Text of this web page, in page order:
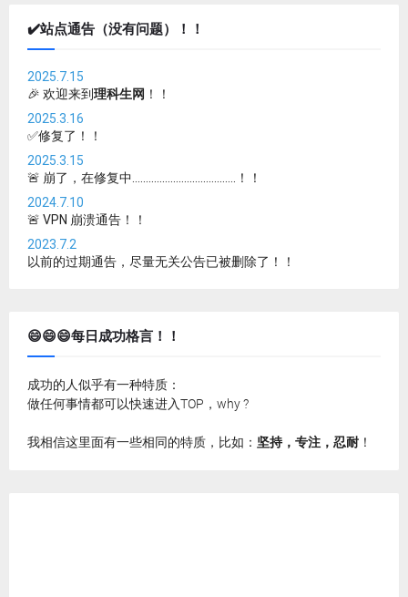
✔️站点通告（没有问题）！！
2025.7.15
🎉 欢迎来到理科生网 ！！
2025.3.16
✅修复了！！
2025.3.15
🚨 崩了，在修复中......................................！！
2024.7.10
🚨 VPN 崩溃通告！！
2023.7.2
以前的过期通告，尽量无关公告已被删除了！！
😄😄😄每日成功格言！！
成功的人似乎有一种特质：
做任何事情都可以快速进入TOP，why ?
我相信这里面有一些相同的特质，比如： 坚持，专注，忍耐 ！